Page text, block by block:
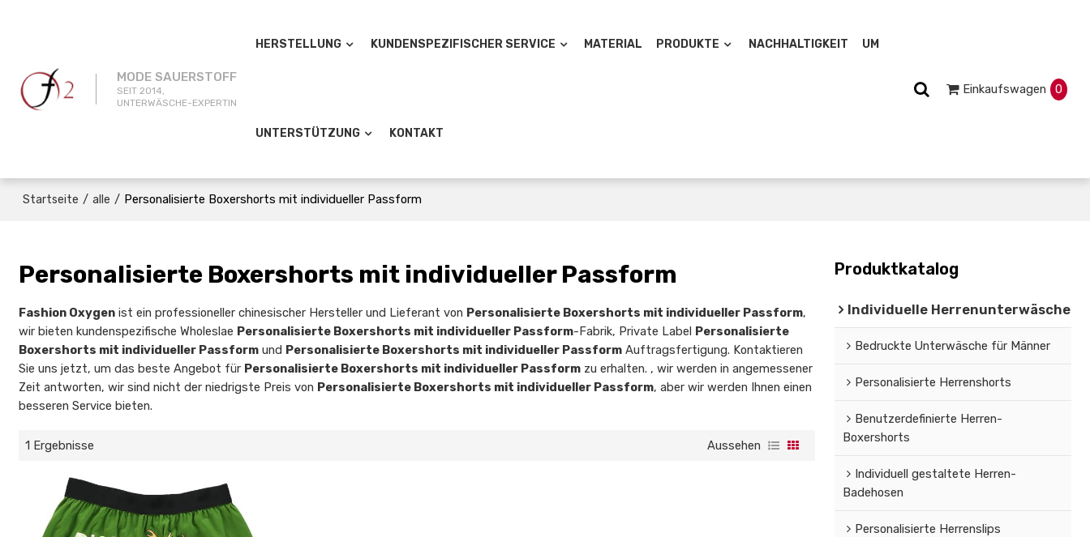
MODE SAUERSTOFF
SEIT 2014,
UNTERWÄSCHE-EXPERTIN
HERSTELLUNG KUNDENSPEZIFISCHER SERVICE MATERIAL PRODUKTE NACHHALTIGKEIT UM
UNTERSTÜTZUNG KONTAKT
Einkaufswagen 0
Startseite / alle / Personalisierte Boxershorts mit individueller Passform
Personalisierte Boxershorts mit individueller Passform
Fashion Oxygen ist ein professioneller chinesischer Hersteller und Lieferant von Personalisierte Boxershorts mit individueller Passform,
wir bieten kundenspezifische Wholeslae Personalisierte Boxershorts mit individueller Passform-Fabrik, Private Label Personalisierte
Boxershorts mit individueller Passform und Personalisierte Boxershorts mit individueller Passform Auftragsfertigung. Kontaktieren
Sie uns jetzt, um das beste Angebot für Personalisierte Boxershorts mit individueller Passform zu erhalten. , wir werden in angemessener
Zeit antworten, wir sind nicht der niedrigste Preis von Personalisierte Boxershorts mit individueller Passform, aber wir werden Ihnen einen
besseren Service bieten.
1 Ergebnisse Aussehen
Produktkatalog
Individuelle Herrenunterwäsche
Bedruckte Unterwäsche für Männer
Personalisierte Herrenshorts
Benutzerdefinierte Herren-
Boxershorts
Individuell gestaltete Herren-
Badehosen
Personalisierte Herrenslips